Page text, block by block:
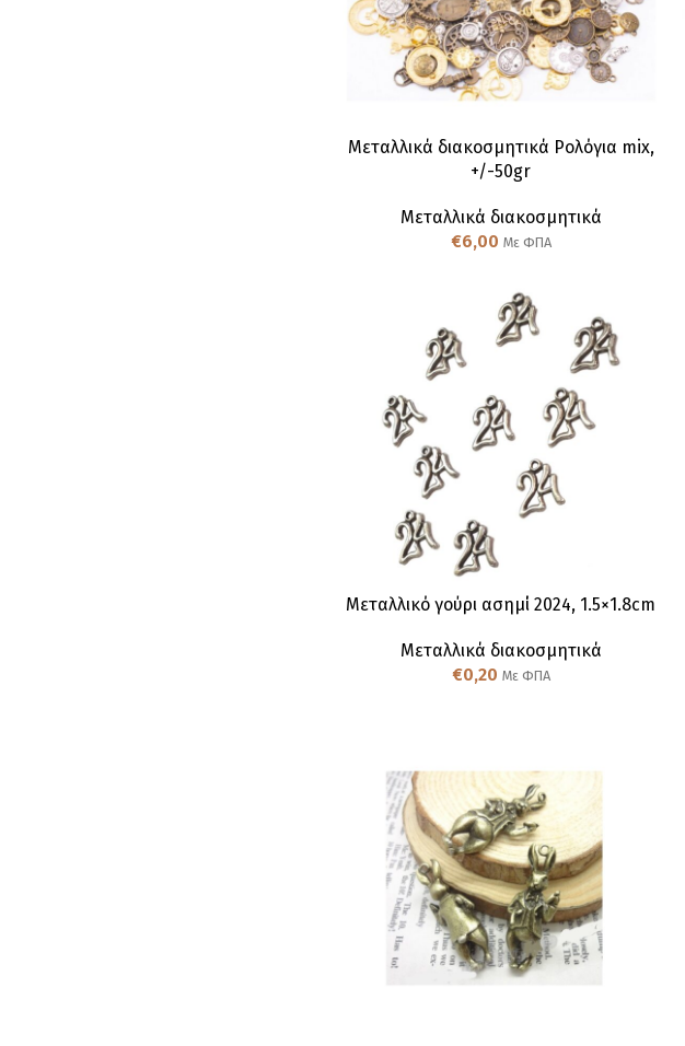
Μεταλλικά διακοσμητικά Ρολόγια mix,
+/-50gr
Μεταλλικά διακοσμητικά
€6,00 Με ΦΠΑ
Μεταλλικό γούρι ασημί 2024, 1.5×1.8cm
Μεταλλικά διακοσμητικά
€0,20 Με ΦΠΑ